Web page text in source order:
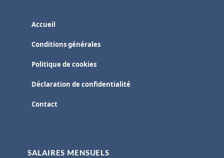
Accueil
Conditions générales
Politique de cookies
Déclaration de confidentialité
Contact
SALAIRES MENSUELS